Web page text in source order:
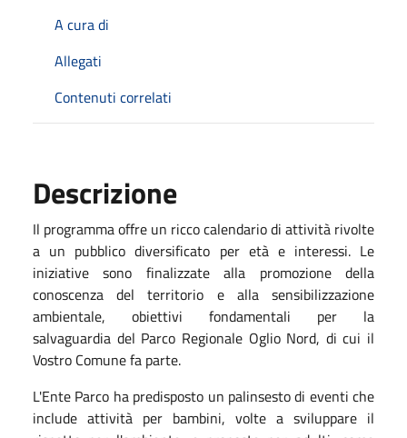
A cura di
Allegati
Contenuti correlati
Descrizione
Il programma offre un ricco calendario di attività rivolte
a un pubblico diversificato per età e interessi. Le
iniziative sono finalizzate alla promozione della
conoscenza del territorio e alla sensibilizzazione
ambientale, obiettivi fondamentali per la
salvaguardia del Parco Regionale Oglio Nord, di cui il
Vostro Comune fa parte.
L'Ente Parco ha predisposto un palinsesto di eventi che
include attività per bambini, volte a sviluppare il